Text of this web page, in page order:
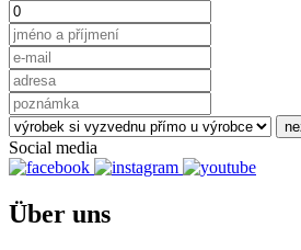
Social media
Über uns